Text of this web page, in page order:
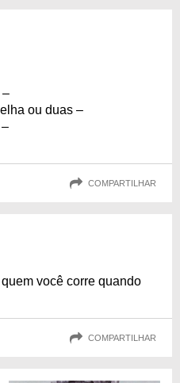
–
ou duas –
COMPARTILHAR
você corre quando
COMPARTILHAR